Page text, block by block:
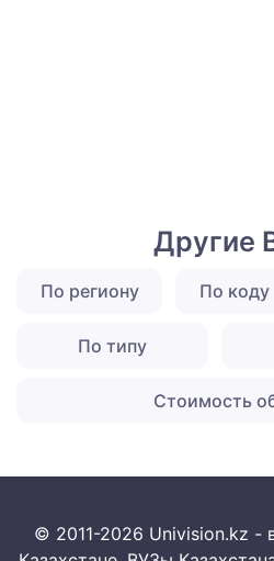
Другие
По региону По коду
По типу
Стоимость
© 2011-2026 Univision.kz -